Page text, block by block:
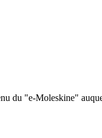
du "e-Moleskine"